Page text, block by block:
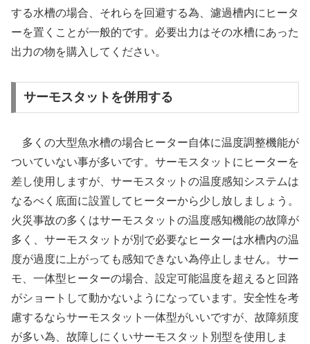
する水槽の場合、それらを回避する為、濾過槽内にヒータ
ーを置くことが一般的です。必要出力はその水槽にあった
出力の物を購入してください。
サーモスタットを併用する
多くの大型魚水槽の場合ヒーター自体に温度調整機能が
ついていない事が多いです。サーモスタットにヒーターを
差し使用しますが、サーモスタットの温度感知システムは
なるべく底面に設置してヒーターから少し放しましょう。
火災事故の多くはサーモスタットの温度感知機能の故障が
多く、サーモスタットが別で必要なヒーターは水槽内の温
度が過度に上がっても感知できない為停止しません。サー
モ、一体型ヒーターの場合、設定可能温度を超えると回路
がショートして動かないようになっています。安全性を考
慮するならサーモスタット一体型がいいですが、故障頻度
が多い為、故障しにくいサーモスタット別型を使用しま